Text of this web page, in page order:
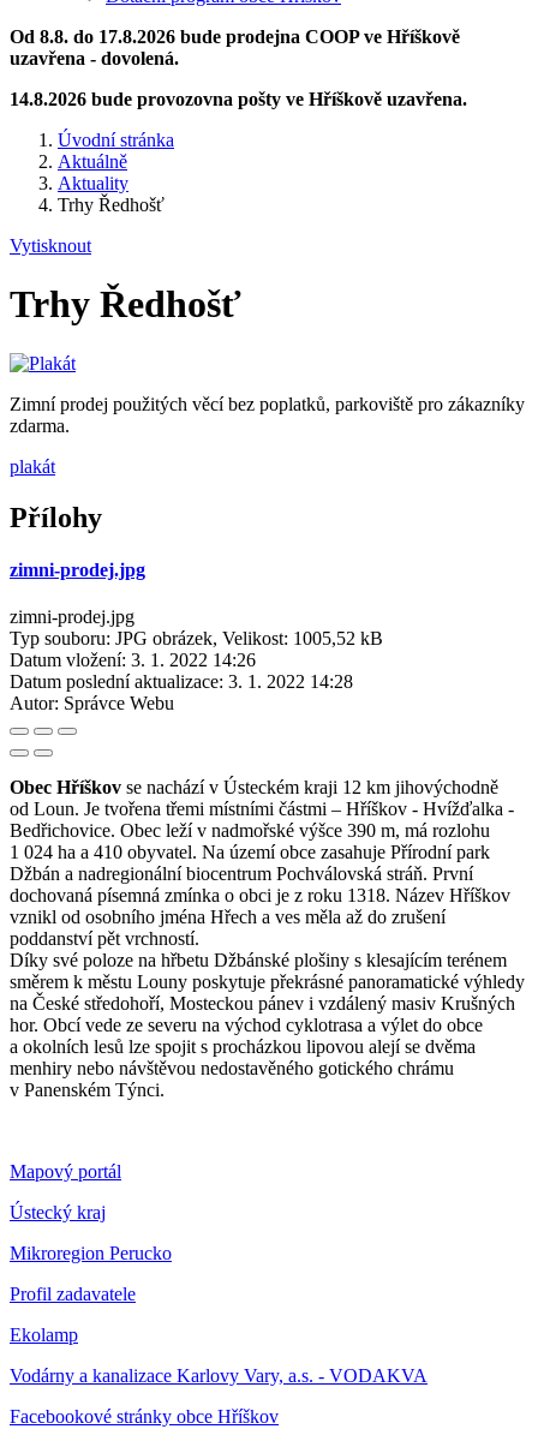
Od 8.8. do 17.8.2026 bude prodejna COOP ve Hříškově
uzavřena - dovolená.
14.8.2026 bude provozovna pošty ve Hříškově uzavřena.
Úvodní stránka
Aktuálně
Aktuality
Trhy Ředhošť
Vytisknout
Trhy Ředhošť
Zimní prodej použitých věcí bez poplatků, parkoviště pro zákazníky
zdarma.
plakát
Přílohy
zimni-prodej.jpg
zimni-prodej.jpg
Typ souboru: JPG obrázek, Velikost: 1005,52 kB
Datum vložení: 3. 1. 2022 14:26
Datum poslední aktualizace: 3. 1. 2022 14:28
Autor: Správce Webu
Obec Hříškov se nachází v Ústeckém kraji 12 km jihovýchodně
od Loun. Je tvořena třemi místními částmi – Hříškov - Hvížďalka -
Bedřichovice. Obec leží v nadmořské výšce 390 m, má rozlohu
1 024 ha a 410 obyvatel. Na území obce zasahuje Přírodní park
Džbán a nadregionální biocentrum Pochválovská stráň. První
dochovaná písemná zmínka o obci je z roku 1318. Název Hříškov
vznikl od osobního jména Hřech a ves měla až do zrušení
poddanství pět vrchností.
Díky své poloze na hřbetu Džbánské plošiny s klesajícím terénem
směrem k městu Louny poskytuje překrásné panoramatické výhledy
na České středohoří, Mosteckou pánev i vzdálený masiv Krušných
hor. Obcí vede ze severu na východ cyklotrasa a výlet do obce
a okolních lesů lze spojit s procházkou lipovou alejí se dvěma
menhiry nebo návštěvou nedostavěného gotického chrámu
v Panenském Týnci.
Mapový portál
Ústecký kraj
Mikroregion Perucko
Profil zadavatele
Ekolamp
Vodárny a kanalizace Karlovy Vary, a.s. - VODAKVA
Facebookové stránky obce Hříškov